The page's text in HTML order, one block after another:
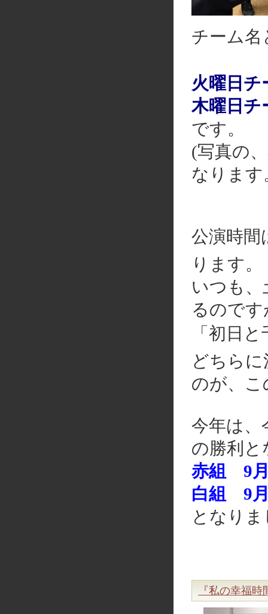
チーム名
火曜日チ
木曜日チ
です。
(写真の
なります
公演時間
ります。
いつも
るのです
「初日
どちら
のが、こ
今年は、
の勝利と
赤組 9月
白組 9月
となり
『私の幸福